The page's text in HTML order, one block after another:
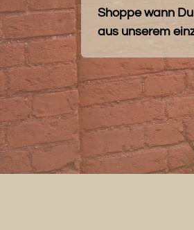
Shoppe wann
aus unserem